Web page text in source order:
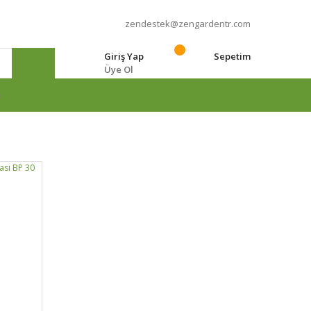
zendestek@zengardentr.com
Giriş Yap
Üye Ol
Sepetim